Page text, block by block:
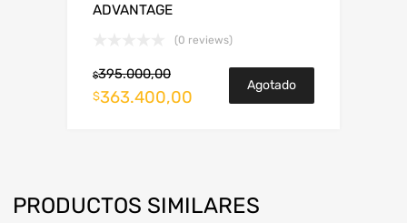
ADVANTAGE
(0 reviews)
$395.000,00
$363.400,00
Agotado
PRODUCTOS SIMILARES